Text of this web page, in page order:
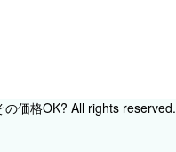
価格OK? All rights reserved.